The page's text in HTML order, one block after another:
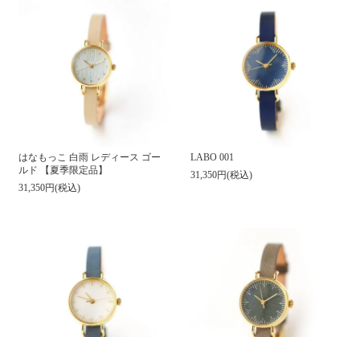
はなもっこ 白雨 レディース ゴー
ルド 【夏季限定品】
31,350円(税込)
LABO 001
31,350円(税込)